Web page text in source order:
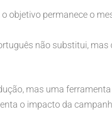
objetivo permanece o
não substitui,
mas uma
o impacto da